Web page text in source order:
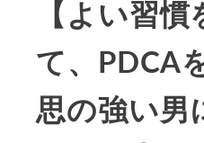
【よい習
て、PDCA
思の強い男